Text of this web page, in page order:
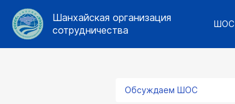
Шанхайская организация
сотрудничества
ШОС
Обсуждаем ШОС